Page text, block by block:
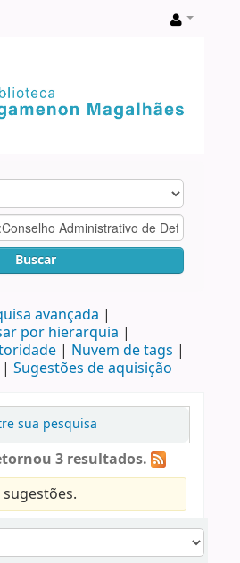
Buscar
avançada
por hierarquia
Nuvem de tags
Sugestões de aquisição
sua pesquisa
3 resultados.